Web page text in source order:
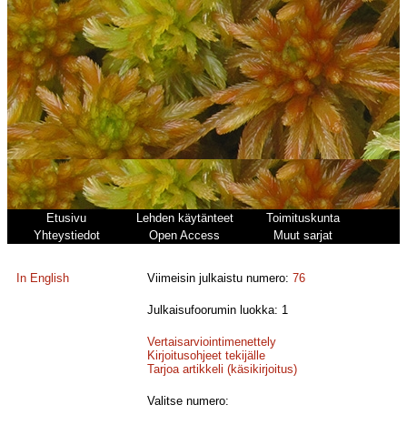
Etusivu Lehden käytänteet
Toimituskunta
Yhteystiedot
Open Access Muut sarjat
In English Viimeisin julkaistu numero:76
Julkaisufoorumin luokka: 1
Vertaisarviointimenettely
Kirjoitusohjeet tekijälle
Tarjoa artikkeli (käsikirjoitus)
Valitse numero: